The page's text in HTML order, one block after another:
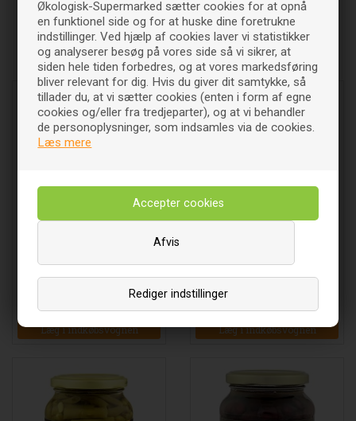
Økologisk-Supermarked sætter cookies for at opnå
en funktionel side og for at huske dine foretrukne
indstillinger. Ved hjælp af cookies laver vi statistikker
og analyserer besøg på vores side så vi sikrer, at
siden hele tiden forbedres, og at vores markedsføring
bliver relevant for dig. Hvis du giver dit samtykke, så
tillader du, at vi sætter cookies (enten i form af egne
cookies og/eller fra tredjeparter), og at vi behandler
de personoplysninger, som indsamles via de cookies.
Læs mere
Rediger indstillinger
Afvis
Relaterede varer
DKK
Læg i indkøbsvognen Læg i indkøbsvognen